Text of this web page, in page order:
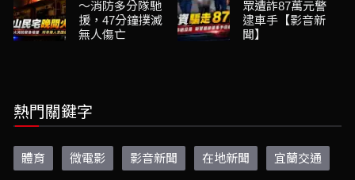
～消防多分隊馳
援，47分鐘撲滅
無人傷亡
眾遭詐87萬元警
逮車手【影音新
聞】
熱門關鍵字
體育 微電影 影音新聞 在地新聞 宜蘭交通